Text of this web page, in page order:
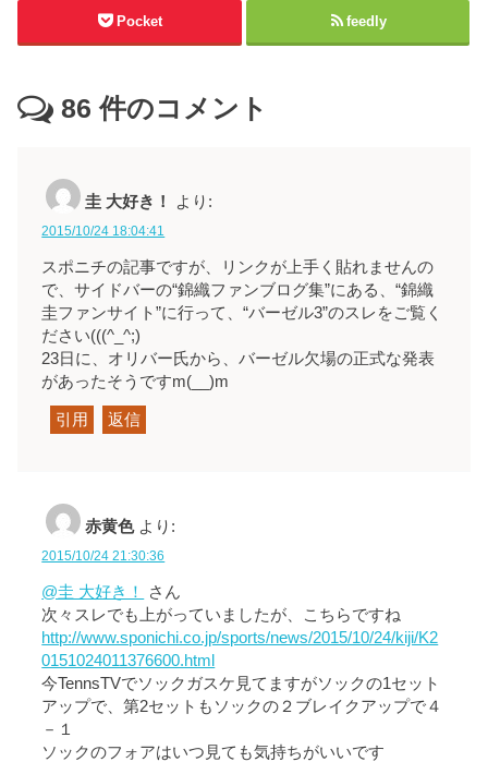
Pocket feedly
86 件のコメント
圭 大好き！ より:
2015/10/24 18:04:41
スポニチの記事ですが、リンクが上手く貼れませんの
で、サイドバーの“錦織ファンブログ集”にある、“錦織
圭ファンサイト”に行って、“バーゼル3”のスレをご覧く
ださい(((^_^;)
23日に、オリバー氏から、バーゼル欠場の正式な発表
があったそうですm(__)m
引用 返信
赤黄色 より:
2015/10/24 21:30:36
@圭 大好き！
さん
次々スレでも上がっていましたが、こちらですね
http://www.sponichi.co.jp/sports/news/2015/10/24/kiji/K2
0151024011376600.html
今TennsTVでソックガスケ見てますがソックの1セット
アップで、第2セットもソックの２ブレイクアップで４
－１
ソックのフォアはいつ見ても気持ちがいいです